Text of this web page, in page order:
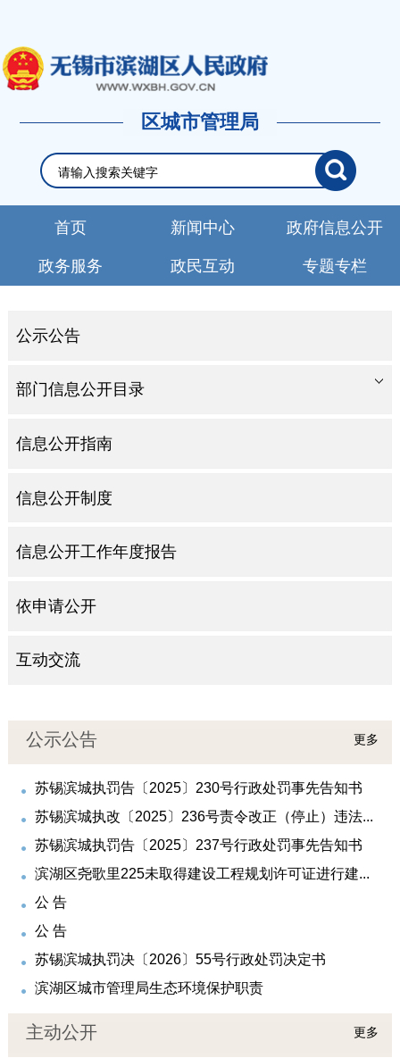
区城市管理局
首页 新闻中心 政府信息公开
政务服务 政民互动 专题专栏
公示公告
部门信息公开目录
信息公开指南
信息公开制度
信息公开工作年度报告
依申请公开
互动交流
公示公告 更多
苏锡滨城执罚告〔2025〕230号行政处罚事先告知书
苏锡滨城执改〔2025〕236号责令改正（停止）违法...
苏锡滨城执罚告〔2025〕237号行政处罚事先告知书
滨湖区尧歌里225未取得建设工程规划许可证进行建...
公 告
公 告
苏锡滨城执罚决〔2026〕55号行政处罚决定书
滨湖区城市管理局生态环境保护职责
主动公开 更多